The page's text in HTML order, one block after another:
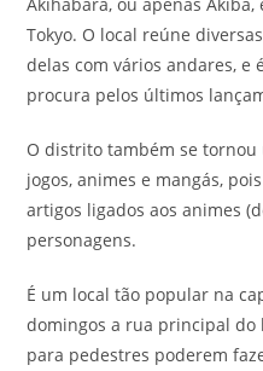
Tokyo. O local reúne
delas com vários andares, e
procura pelos últimos
O distrito também se
jogos, animes e mangás,
artigos ligados aos animes
personagens.
É um local tão popular na
domingos a rua principal do
para pedestres poderem